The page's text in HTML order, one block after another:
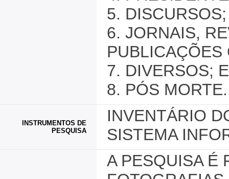
5. DISCURSOS;
6. JORNAIS,
PUBLICAÇÕES
7. DIVERSOS; E
8. PÓS MORTE.
INSTRUMENTOS DE
PESQUISA
INVENTÁRIO
SISTEMA
A PESQUISA É